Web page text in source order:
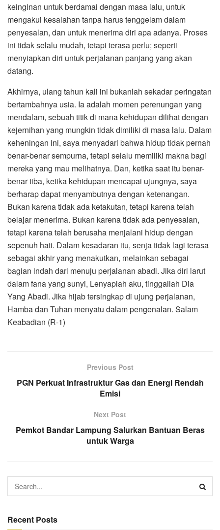
keinginan untuk berdamai dengan masa lalu, untuk
mengakui kesalahan tanpa harus tenggelam dalam
penyesalan, dan untuk menerima diri apa adanya. Proses
ini tidak selalu mudah, tetapi terasa perlu; seperti
menyiapkan diri untuk perjalanan panjang yang akan
datang.
Akhirnya, ulang tahun kali ini bukanlah sekadar peringatan
bertambahnya usia. Ia adalah momen perenungan yang
mendalam, sebuah titik di mana kehidupan dilihat dengan
kejernihan yang mungkin tidak dimiliki di masa lalu. Dalam
keheningan ini, saya menyadari bahwa hidup tidak pernah
benar-benar sempurna, tetapi selalu memiliki makna bagi
mereka yang mau melihatnya. Dan, ketika saat itu benar-
benar tiba, ketika kehidupan mencapai ujungnya, saya
berharap dapat menyambutnya dengan ketenangan.
Bukan karena tidak ada ketakutan, tetapi karena telah
belajar menerima. Bukan karena tidak ada penyesalan,
tetapi karena telah berusaha menjalani hidup dengan
sepenuh hati. Dalam kesadaran itu, senja tidak lagi terasa
sebagai akhir yang menakutkan, melainkan sebagai
bagian indah dari menuju perjalanan abadi. Jika diri larut
dalam fana yang sunyi, Lenyaplah aku, tinggallah Dia
Yang Abadi. Jika hijab tersingkap di ujung perjalanan,
Hamba dan Tuhan menyatu dalam pengenalan. Salam
Keabadian (R-1)
Previous Post
PGN Perkuat Infrastruktur Gas dan Energi Rendah
Emisi
Next Post
Pemkot Bandar Lampung Salurkan Bantuan Beras
untuk Warga
Recent Posts